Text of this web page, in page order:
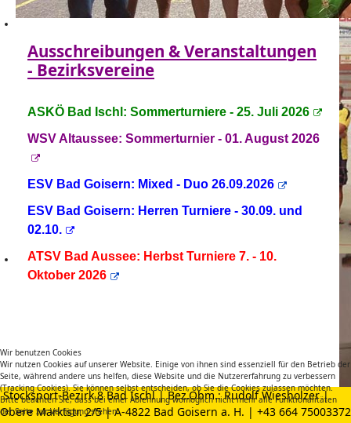
Ausschreibungen & Veranstaltungen
- Bezirksvereine
ASKÖ Bad Ischl: Sommerturniere - 25. Juli 2026
WSV Altaussee: Sommerturnier - 01. August 2026
ESV Bad Goisern: Mixed - Duo 26.09.2026
ESV Bad Goisern: Herren Turniere - 30.09. und
02.10.
ATSV Bad Aussee: Herbst Turniere 7. - 10.
Oktober 2026
Stocksport-Bezirk 8 Bad Ischl | Bez.Obm.: Rudolf Wiesholzer |
Obere Marktstr. 2/5 | A-4822 Bad Goisern a. H. | +43 664 75003372
Wir benutzen Cookies
Wir nutzen Cookies auf unserer Website. Einige von ihnen sind essenziell für den Betrieb der
Seite, während andere uns helfen, diese Website und die Nutzererfahrung zu verbessern
(Tracking Cookies). Sie können selbst entscheiden, ob Sie die Cookies zulassen möchten.
Bitte beachten Sie, dass bei einer Ablehnung womöglich nicht mehr alle Funktionalitäten
der Seite zur Verfügung stehen.